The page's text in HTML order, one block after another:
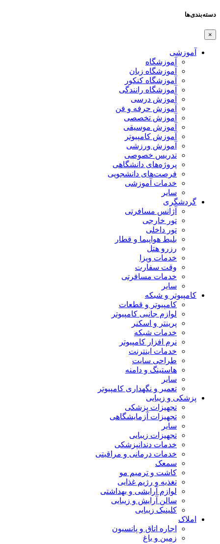
دسته‌بندی‌ها
×
آموزشی
آموزشگاه
آموزشگاه زبان
آموزشگاه کنکور
آموزشگاه رانندگی
آموزش درسی
آموزش حرفه و فن
آموزش تخصصی
آموزش موسیقی
آموزش کامپیوتر
آموزش ورزشی
تدریس خصوصی
پروژه‌های دانشگاهی
فرصت‌های دانشجویی
خدمات آموزشی
سایر
گردشگری
آژانس مسافرتی
تور خارجی
تور داخلی
بلیط هواپیما و قطار
رزرو هتل
خدمات ویزا
وقت سفارت
خدمات مسافرتی
سایر
کامپیوتر و شبکه
کامپیوتر و قطعات
لوازم جانبی کامپیوتر
پرینتر و اسکنر
خدمات شبکه
نرم افزار کامپیوتر
خدمات اینترنت
طراحی سایت
هاستینگ و دامنه
سایر
تعمیر و نگهداری کامپیوتر
پزشکی و زیبایی
تجهیزات پزشکی
تجهیزات آزمایشگاهی
سایر
تجهیزات زیبایی
خدمات دندانپزشکی
خدمات درمانی و مراقبتی
سمعک
کاشت و ترمیم مو
تغذیه و رژیم غذایی
لوازم آرایشی و بهداشتی
سالن آرایش و زیبایی
کلینیک زیبایی
املاک
اجاره اتاق و پانسیون
زمین و باغ